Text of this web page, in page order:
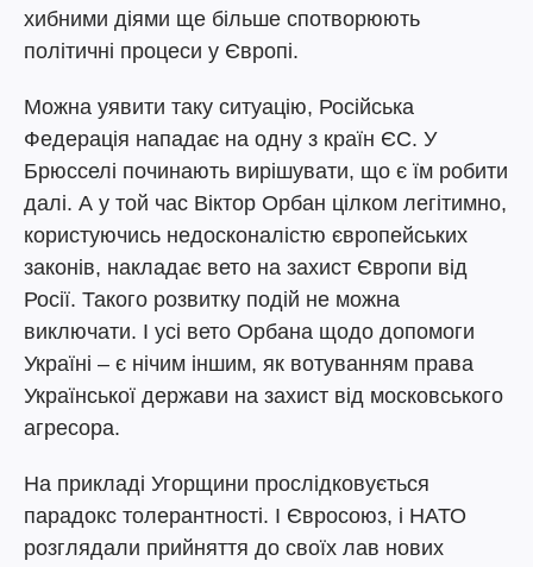
хибними діями ще більше спотворюють
політичні процеси у Європі.
Можна уявити таку ситуацію, Російська
Федерація нападає на одну з країн ЄС. У
Брюсселі починають вирішувати, що є їм робити
далі. А у той час Віктор Орбан цілком легітимно,
користуючись недосконалістю європейських
законів, накладає вето на захист Європи від
Росії. Такого розвитку подій не можна
виключати. І усі вето Орбана щодо допомоги
Україні – є нічим іншим, як вотуванням права
Української держави на захист від московського
агресора.
На прикладі Угорщини прослідковується
парадокс толерантності. І Євросоюз, і НАТО
розглядали прийняття до своїх лав нових